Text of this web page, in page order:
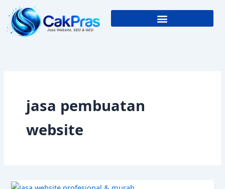
content
jasa pembuatan
website